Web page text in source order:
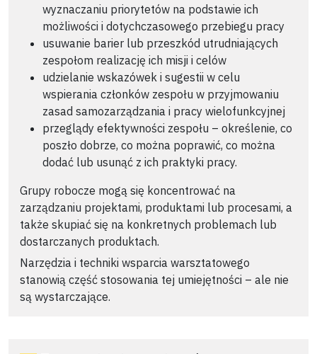
wyznaczaniu priorytetów na podstawie ich
możliwości i dotychczasowego przebiegu pracy
usuwanie barier lub przeszkód utrudniających
zespołom realizację ich misji i celów
udzielanie wskazówek i sugestii w celu
wspierania członków zespołu w przyjmowaniu
zasad samozarządzania i pracy wielofunkcyjnej
przeglądy efektywności zespołu – określenie, co
poszło dobrze, co można poprawić, co można
dodać lub usunąć z ich praktyki pracy.
Grupy robocze mogą się koncentrować na
zarządzaniu projektami, produktami lub procesami, a
także skupiać się na konkretnych problemach lub
dostarczanych produktach.
Narzędzia i techniki wsparcia warsztatowego
stanowią część stosowania tej umiejętności – ale nie
są wystarczające.